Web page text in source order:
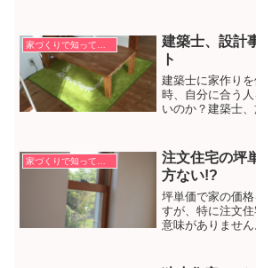
建築士、設計
ト
建築士に家作り
時、自分に合う
いのか？建築士
験している私が
家づくりで知っておきたいこと
注文住宅の坪
方ない!?
坪単価で家の価
すが、特に注文
意味がありませ